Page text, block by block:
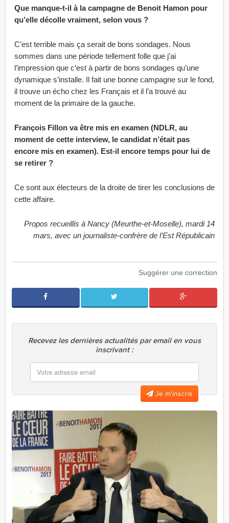
Que manque-t-il à la campagne de Benoit Hamon pour
qu’elle décolle vraiment, selon vous ?
C’est terrible mais ça serait de bons sondages. Nous
sommes dans une période tellement folle que j’ai
l’impression que c’est à partir de bons sondages qu’une
dynamique s’installe. Il fait une bonne campagne sur le fond,
il trouve un écho chez les Français et il l’a trouvé au
moment de la primaire de la gauche.
François Fillon va être mis en examen (NDLR, au
moment de cette interview, le candidat n’était pas
encore mis en examen). Est-il encore temps pour lui de
se retirer ?
Ce sont aux électeurs de la droite de tirer les conclusions de
cette affaire.
Propos recueillis à Nancy (Meurthe-et-Moselle), mardi 14
mars, avec un journaliste-confrère de l’Est Républicain
Suggérer une correction
Recevez les dernières actualités par email en vous
inscrivant :
Je m’inscris